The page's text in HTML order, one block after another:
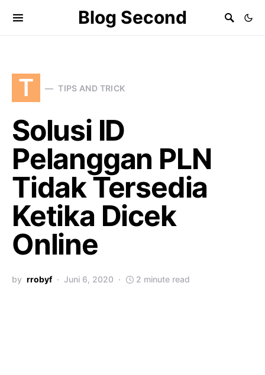
Blog Second
T TIPS AND TRICK
Solusi ID
Pelanggan PLN
Tidak Tersedia
Ketika Dicek
Online
by rrobyf Juni 6, 2020 2 minute read